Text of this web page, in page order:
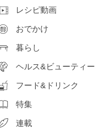
レシピ動画
おでかけ
暮らし
ヘルス&ビューティー
フード&ドリンク
特集
連載